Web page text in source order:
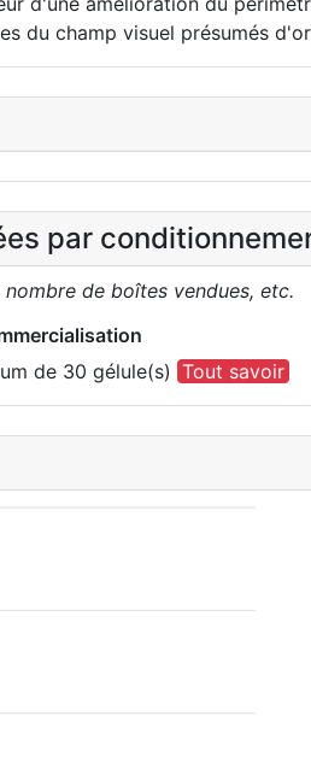
du champ visuel présumés
par
de boîtes vendues, etc.
de 30 gélule(s) Tout savoir